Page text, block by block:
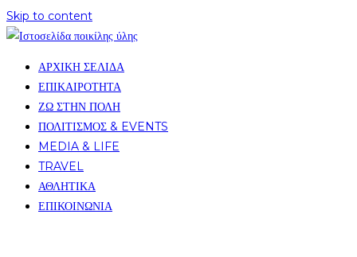
Skip to content
ΑΡΧΙΚΗ ΣΕΛΙΔΑ
ΕΠΙΚΑΙΡΟΤΗΤΑ
ΖΩ ΣΤΗΝ ΠΟΛΗ
ΠΟΛΙΤΙΣΜΟΣ & EVENTS
MEDIA & LIFE
TRAVEL
ΑΘΛΗΤΙΚΑ
ΕΠΙΚΟΙΝΩΝΙΑ